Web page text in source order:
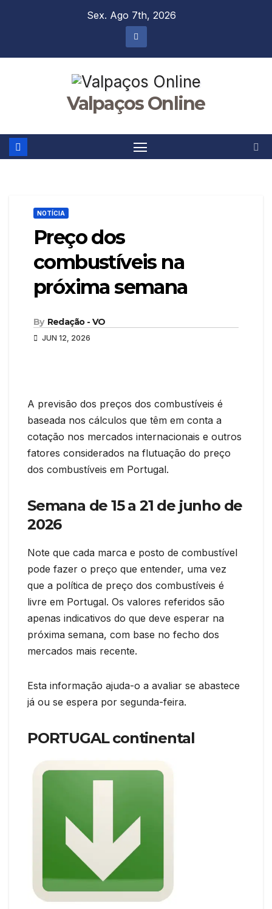
Sex. Ago 7th, 2026
Valpaços Online
NOTÍCIA
Preço dos
combustíveis na
próxima semana
By Redação - VO
JUN 12, 2026
A previsão dos preços dos combustíveis é
baseada nos cálculos que têm em conta a
cotação nos mercados internacionais e outros
fatores considerados na flutuação do preço
dos combustíveis em Portugal.
Semana de 15 a 21 de junho de
2026
Note que cada marca e posto de combustível
pode fazer o preço que entender, uma vez
que a política de preço dos combustíveis é
livre em Portugal. Os valores referidos são
apenas indicativos do que deve esperar na
próxima semana, com base no fecho dos
mercados mais recente.
Esta informação ajuda-o a avaliar se abastece
já ou se espera por segunda-feira.
PORTUGAL continental